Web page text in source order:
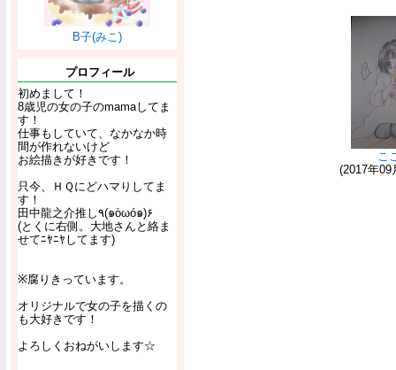
B子(みこ)
プロフィール
初めまして！
8歳児の女の子のmamaしてま
す！
仕事もしていて、なかなか時
間が作れないけど
お絵描きが好きです！
只今、ＨＱにどハマりしてま
す！
田中龍之介推し٩(๑òωó๑)۶
(とくに右側。大地さんと絡ま
せてﾆﾔﾆﾔしてます)
※腐りきっています。
オリジナルで女の子を描くの
も大好きです！
よろしくおねがいします☆
こ
(2017年09